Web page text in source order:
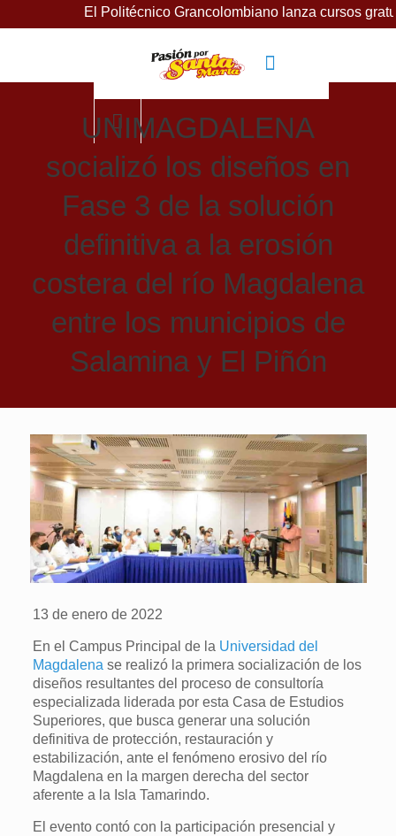
Grancolombiano lanza cursos gratuitos para
UNIMAGDALENA
socializó los diseños en
Fase 3 de la solución
definitiva a la erosión
costera del río Magdalena
entre los municipios de
Salamina y El Piñón
13 de enero de 2022
En el Campus Principal de la Universidad del
Magdalena se realizó la primera socialización de los
diseños resultantes del proceso de consultoría
especializada liderada por esta Casa de Estudios
Superiores, que busca generar una solución
definitiva de protección, restauración y
estabilización, ante el fenómeno erosivo del río
Magdalena en la margen derecha del sector
aferente a la Isla Tamarindo.
El evento contó con la participación presencial y